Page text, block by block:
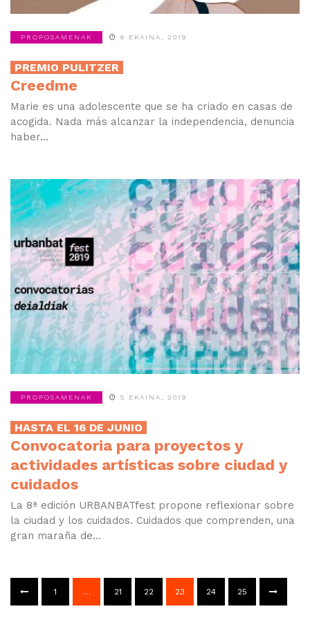
PROPOSAMENAK 6 EKAINA, 2019
PREMIO PULITZER
Creedme
Marie es una adolescente que se ha criado en casas de
acogida. Nada más alcanzar la independencia, denuncia
haber...
PROPOSAMENAK 5 EKAINA, 2019
HASTA EL 16 DE JUNIO
Convocatoria para proyectos y
actividades artísticas sobre ciudad y
cuidados
La 8ª edición URBANBATfest propone reflexionar sobre
la ciudad y los cuidados. Cuidados que comprenden, una
gran maraña de...
1 … 21 22 23 24 25